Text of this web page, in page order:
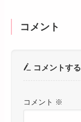
コメント
コメントする
コメント ※